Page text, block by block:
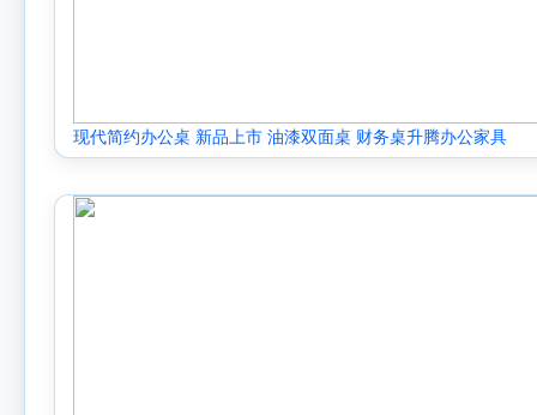
现代简约办公桌 新品上市 油漆双面桌 财务桌升腾办公家具